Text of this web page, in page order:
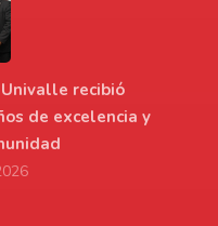
recibió
de excelencia y